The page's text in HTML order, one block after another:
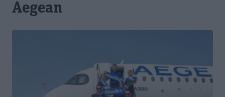
Aegean